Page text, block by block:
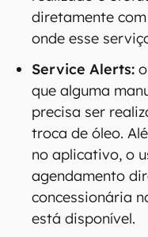
diretamente
onde esse
Service Alerts:
que alguma
precisa ser
troca de óleo.
no aplicativo, o
agendamento
concessionária
está disponível.